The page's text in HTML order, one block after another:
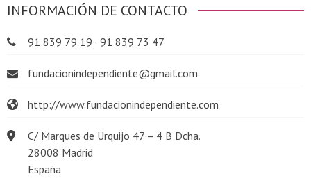
INFORMACIÓN DE CONTACTO
91 839 79 19 · 91 839 73 47
fundacionindependiente@gmail.com
http://www.fundacionindependiente.com
C/ Marques de Urquijo 47 – 4 B Dcha.
28008 Madrid
España